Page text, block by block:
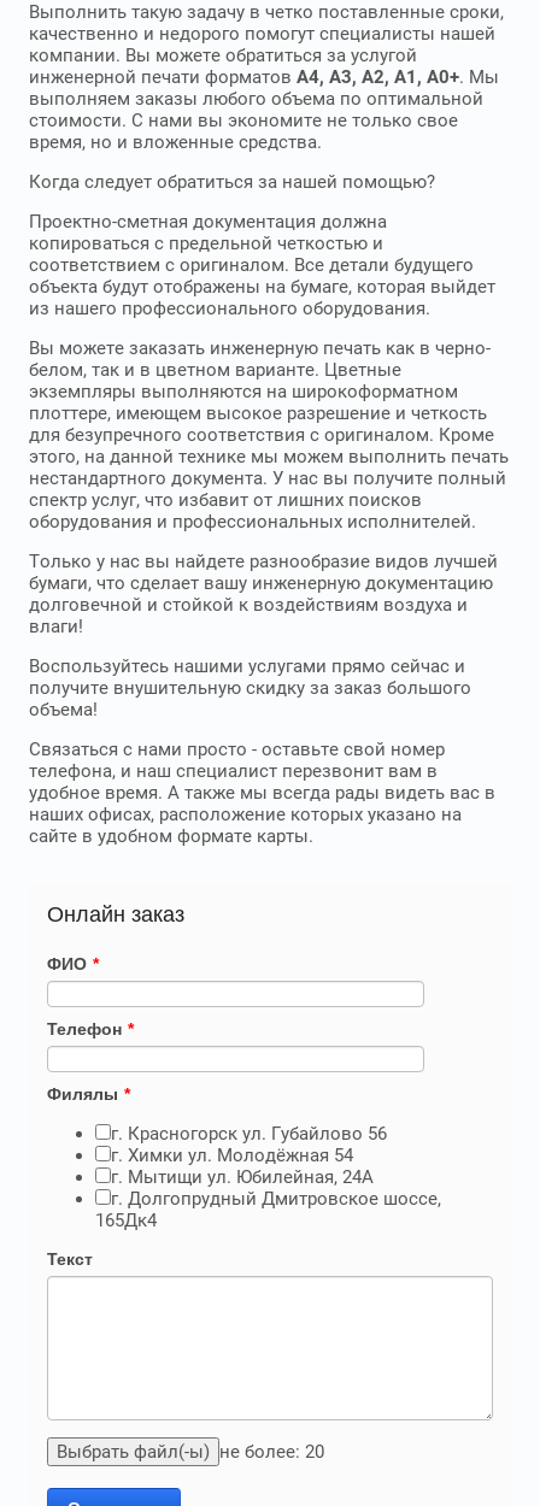
Выполнить такую задачу в четко поставленные сроки,
качественно и недорого помогут специалисты нашей
компании. Вы можете обратиться за услугой
инженерной печати форматов А4, А3, А2, А1, А0+. Мы
выполняем заказы любого объема по оптимальной
стоимости. С нами вы экономите не только свое
время, но и вложенные средства.
Когда следует обратиться за нашей помощью?
Проектно-сметная документация должна
копироваться с предельной четкостью и
соответствием с оригиналом. Все детали будущего
объекта будут отображены на бумаге, которая выйдет
из нашего профессионального оборудования.
Вы можете заказать инженерную печать как в черно-
белом, так и в цветном варианте. Цветные
экземпляры выполняются на широкоформатном
плоттере, имеющем высокое разрешение и четкость
для безупречного соответствия с оригиналом. Кроме
этого, на данной технике мы можем выполнить печать
нестандартного документа. У нас вы получите полный
спектр услуг, что избавит от лишних поисков
оборудования и профессиональных исполнителей.
Только у нас вы найдете разнообразие видов лучшей
бумаги, что сделает вашу инженерную документацию
долговечной и стойкой к воздействиям воздуха и
влаги!
Воспользуйтесь нашими услугами прямо сейчас и
получите внушительную скидку за заказ большого
объема!
Связаться с нами просто - оставьте свой номер
телефона, и наш специалист перезвонит вам в
удобное время. А также мы всегда рады видеть вас в
наших офисах, расположение которых указано на
сайте в удобном формате карты.
Онлайн заказ
ФИО *
Телефон *
Филялы *
г. Красногорск ул. Губайлово 56
г. Химки ул. Молодёжная 54
г. Мытищи ул. Юбилейная, 24А
г. Долгопрудный Дмитровское шоссе,
165Дк4
Текст
не более: 20